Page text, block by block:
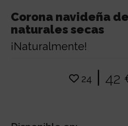
Corona navideña
naturales secas
¡Naturalmente!
24 | 42